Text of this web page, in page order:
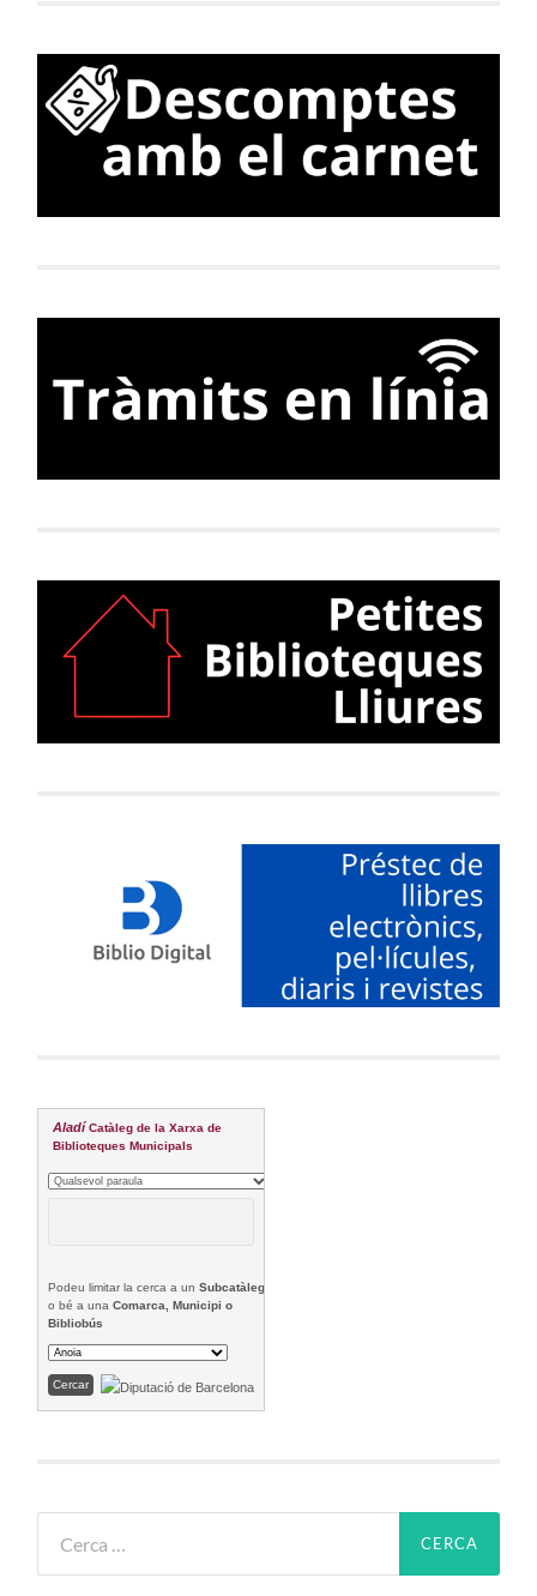
Aladí Catàleg de la Xarxa de
Biblioteques Municipals
Podeu limitar la cerca a unSubcatàleg
o bé a unaComarca, Municipi o
Bibliobús